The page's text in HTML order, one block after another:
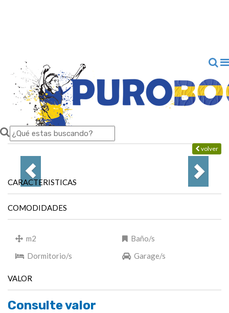
volver
CARACTERISTICAS
COMODIDADES
m2
Baño/s
Dormitorio/s
Garage/s
VALOR
Consulte valor